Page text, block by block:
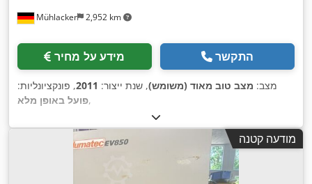
Mühlacker 2,952 km
מידע על מחיר התקשר
מצב: מצב טוב מאוד (משומש), שנת ייצור: 2011, פונקציונליות:
פועל באופן מלא,
מודעה קטנה